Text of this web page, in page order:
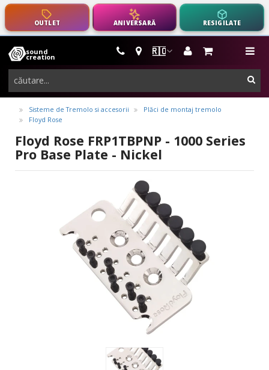
OUTLET ANIVERSARĂ RESIGILATE
🇷🇴
sound
creation
instrumente
muzicale,
echipamente
pro-
audio
Sisteme de Tremolo si accesorii
Plăci de montaj tremolo
Floyd Rose
Floyd Rose FRP1TBPNP - 1000 Series
Pro Base Plate - Nickel